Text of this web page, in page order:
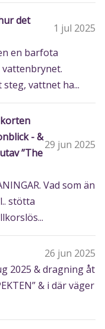
det
1 jul 2025
en barfota
vattnet ha...
- &
”The
29 jun 2025
Vad som än
stötta
26 jun 2025
2025 & dragning åt
& i där väger